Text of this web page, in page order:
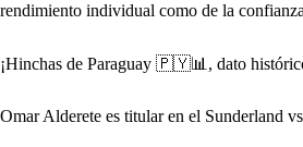
rendimiento individual como de la
¡Hinchas de Paraguay 🇵🇾📊, dato
Omar Alderete es titular en el Sunderland